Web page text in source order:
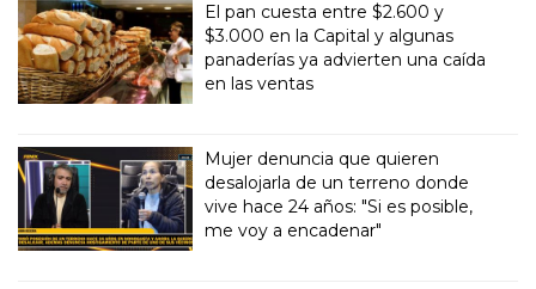
El pan cuesta entre $2.600 y
$3.000 en la Capital y algunas
panaderías ya advierten una caída
en las ventas
Mujer denuncia que quieren
desalojarla de un terreno donde
vive hace 24 años: "Si es posible,
me voy a encadenar"